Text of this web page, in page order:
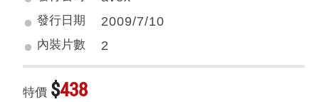
發行日期 2009/7/10
內裝片數 2
特價 $438